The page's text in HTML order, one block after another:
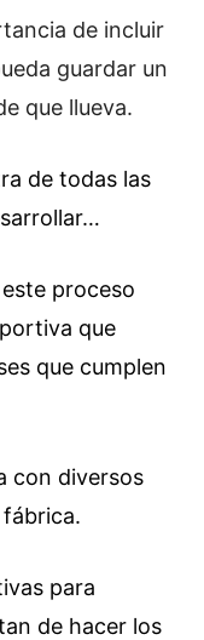
de incluir
guardar un
que llueva.
de todas las
proceso
que
que cumplen
con diversos
para
de hacer los